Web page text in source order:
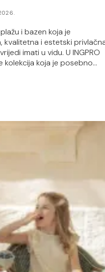
i bazen koja je
kvalitetna i estetski
imati u vidu. U INGPRO
koja je posebno...